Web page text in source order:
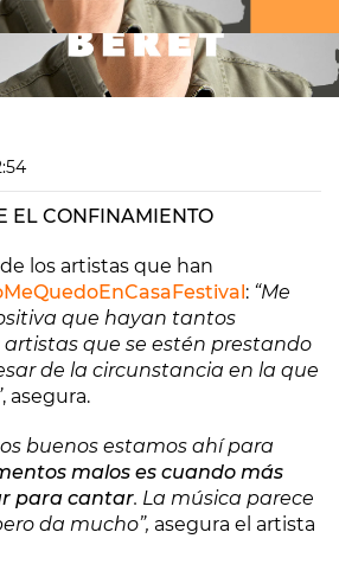
EL CONFINAMIENTO
los artistas que han
: “Me
que hayan tantos
que se estén prestando
de la circunstancia en la que
, asegura.
buenos estamos ahí para
malos es cuando más
para cantar. La música parece
da mucho”, asegura el artista